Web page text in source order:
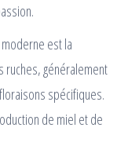
est la
ruches, généralement
spécifiques.
de miel et de